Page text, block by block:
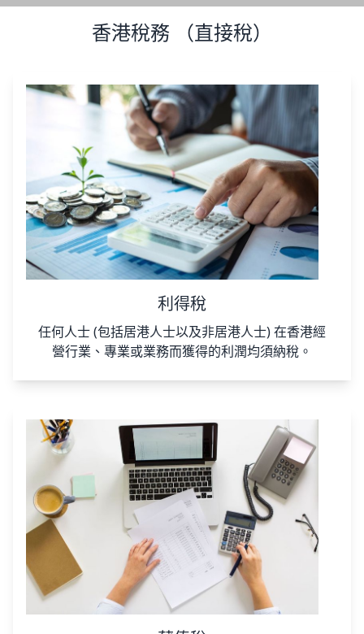
香港稅務 （直接稅）
利得稅
任何人士 (包括居港人士以及非居港人士) 在香港經
營行業、專業或業務而獲得的利潤均須納稅。